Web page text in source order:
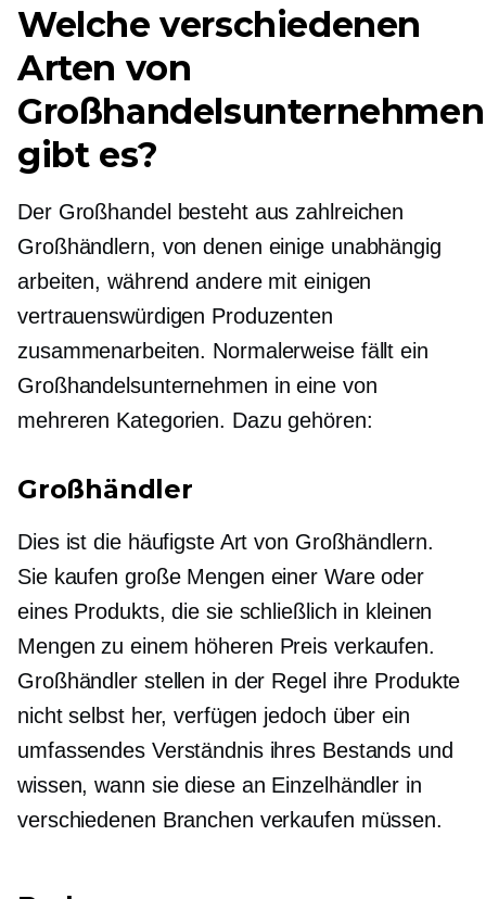
Welche verschiedenen
Arten von
Großhandelsunternehmen
gibt es?
Der Großhandel besteht aus zahlreichen
Großhändlern, von denen einige unabhängig
arbeiten, während andere mit einigen
vertrauenswürdigen Produzenten
zusammenarbeiten. Normalerweise fällt ein
Großhandelsunternehmen in eine von
mehreren Kategorien. Dazu gehören:
Großhändler
Dies ist die häufigste Art von Großhändlern.
Sie kaufen große Mengen einer Ware oder
eines Produkts, die sie schließlich in kleinen
Mengen zu einem höheren Preis verkaufen.
Großhändler stellen in der Regel ihre Produkte
nicht selbst her, verfügen jedoch über ein
umfassendes Verständnis ihres Bestands und
wissen, wann sie diese an Einzelhändler in
verschiedenen Branchen verkaufen müssen.